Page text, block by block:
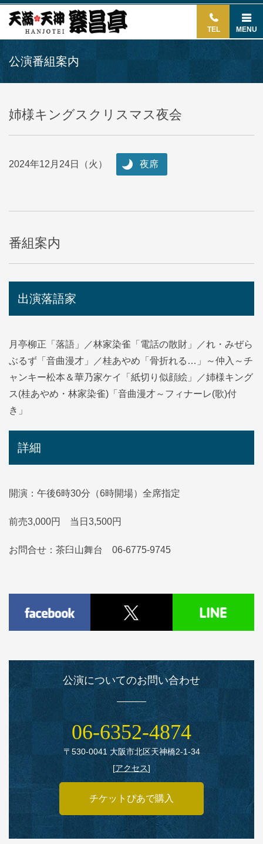
TEL MENU
公演番組案内
姉様キングスクリスマス夜会
2024年12月24日（火） 夜席
番組案内
出演落語家
月亭柳正「落語」／林家染雀「電話の散財」／れ・みぜら
ぶるず「音曲漫才」／桂あやめ「骨折れる…」～仲入～チ
ャンキー松本＆華乃家ケイ「紙切り似顔絵」／姉様キング
ス(桂あやめ・林家染雀)「音曲漫才～フィナーレ(歌)付
き」
詳細
開演：午後6時30分（6時開場）全席指定
前売3,000円 当日3,500円
お問合せ：茶臼山舞台 06-6775-9745
公演についてのお問い合わせ
06‑6352‑4874
〒530‑0041 大阪市北区天神橋2‑1‑34
[アクセス]
チケットぴあで購入